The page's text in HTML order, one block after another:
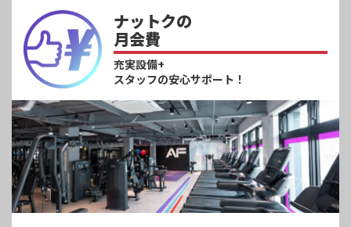
ナットクの
月会費
充実設備+
スタッフの安心サポート！